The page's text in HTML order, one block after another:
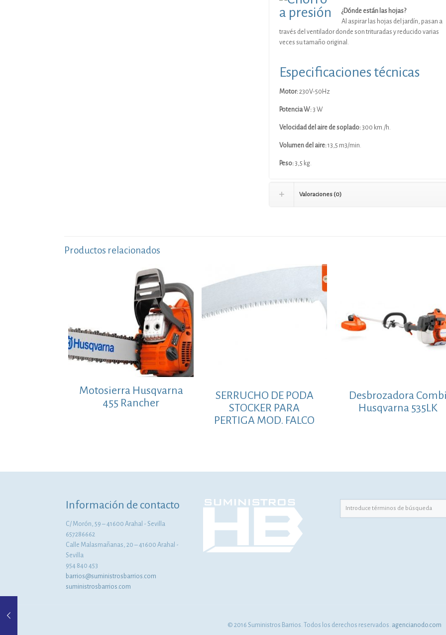
¿Dónde están las hojas?
Al aspirar las hojas del jardín, pasan a
través del ventilador donde son trituradas y reducido varias
veces su tamaño original.
Especificaciones técnicas
Motor:230V-50Hz
Potencia W:3 W
Velocidad del aire de soplado:300 km./h.
Volumen del aire:13,5 m3/min.
Peso:3,5 kg.
Valoraciones (0)
Productos relacionados
Motosierra Husqvarna
455 Rancher
SERRUCHO DE PODA
STOCKER PARA
PERTIGA MOD. FALCO
Desbrozadora
Husqvarna 535LK
Información de contacto
C/ Morón, 59 – 41600 Arahal - Sevilla
657286662
Calle Malasmañanas, 20 – 41600 Arahal -
Sevilla
954 840 453
barrios@suministrosbarrios.com
suministrosbarrios.com
© 2016 Suministros Barrios. Todos los derechos reservados. agencianodo.com